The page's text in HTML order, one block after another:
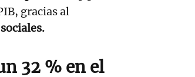
gracias al
32 % en el